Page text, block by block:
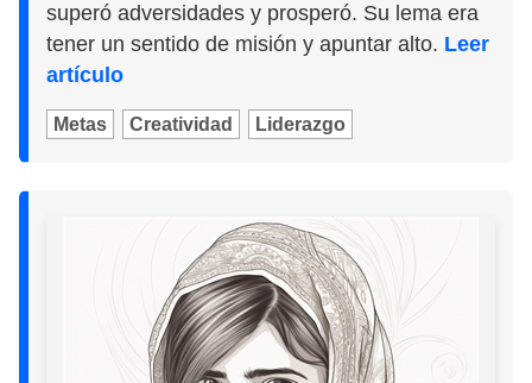
superó adversidades y prosperó. Su lema era
tener un sentido de misión y apuntar alto. Leer
artículo
Metas Creatividad Liderazgo